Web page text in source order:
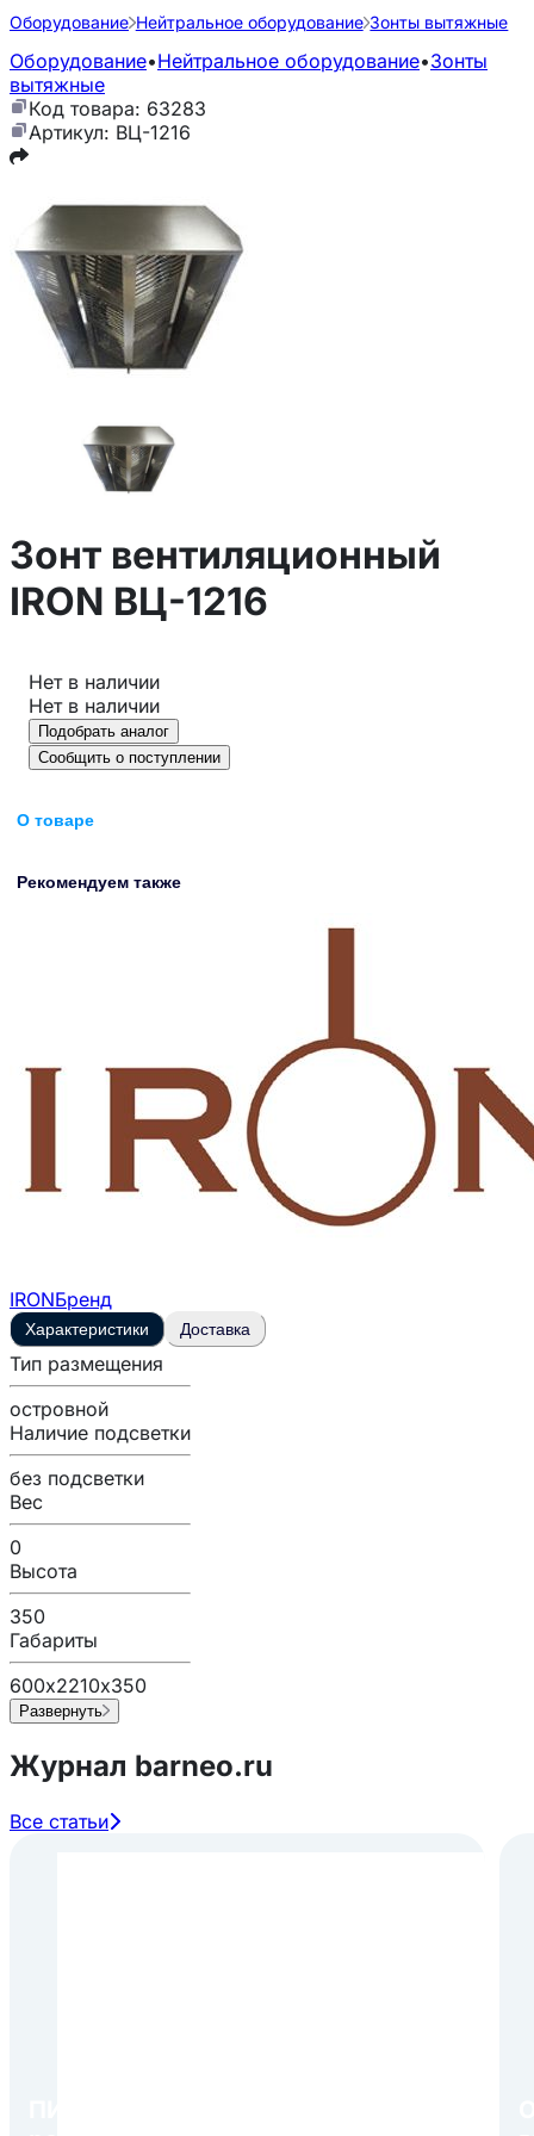
Оборудование Нейтральное оборудование Зонты вытяжные
Оборудование•Нейтральное оборудование•Зонты
вытяжные
Код товара: 63283
Артикул: ВЦ-1216
Зонт вентиляционный
IRON ВЦ-1216
Нет в наличии
Нет в наличии
Подобрать аналог
Сообщить о поступлении
О товаре
Рекомендуем также
IRONБренд
Характеристики Доставка
Тип размещения
островной
Наличие подсветки
без подсветки
Вес
0
Высота
350
Габариты
600х2210х350
Развернуть
Журнал barneo.ru
Все статьи